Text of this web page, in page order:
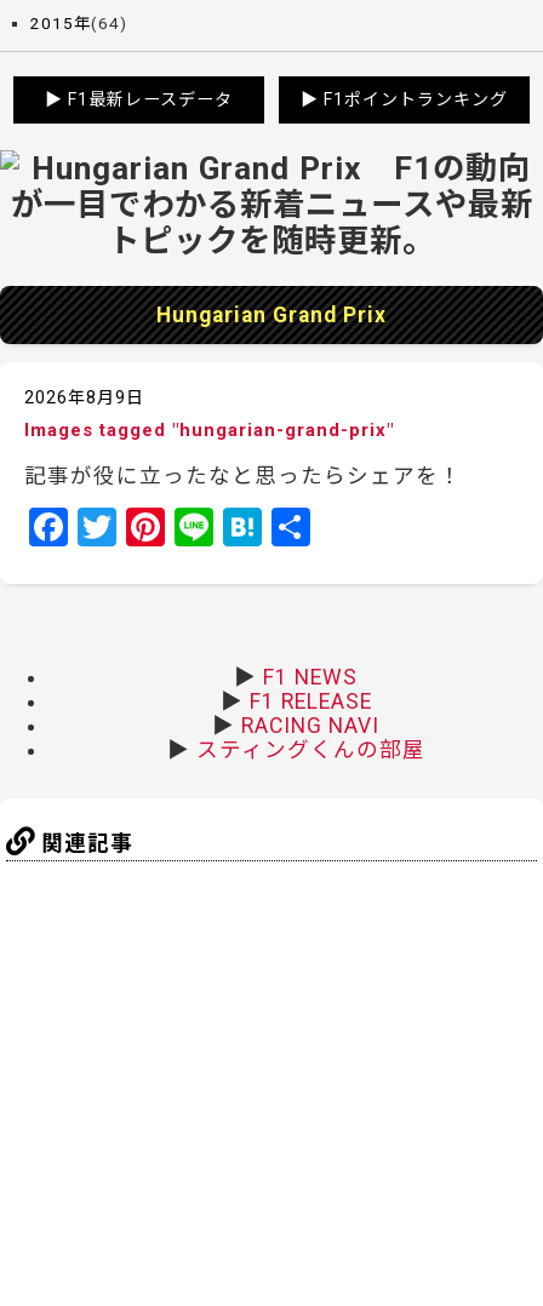
2015年(64)
▶ F1最新レースデータ ▶ F1ポイントランキング
Hungarian Grand Prix
2026年8月9日
Images tagged "hungarian-grand-prix"
記事が役に立ったなと思ったらシェアを！
F
T
Pi Li H
a
▶ F1 NEWS
▶ F1 RELEASE
▶ RACING NAVI
▶ スティングくんの部屋
関連記事